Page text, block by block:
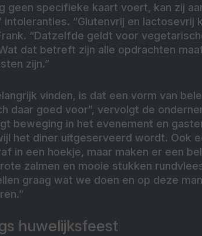
geen specifieke kaart voert, kan zij
“Glutenvrij en lactosevrij
“Datzelfde geldt voor
dat betreft zijn alle opdrachten
zijn.”
vinden, is dat een vorm van
daar goed voor”, vervolgt de
beweging in het evenement en
het diner uitgeserveerd wordt. Ook
in een hoekje, maar maken er een
zalmen en mooie stukken
graag wat we doen en op deze
huwelijksfeest